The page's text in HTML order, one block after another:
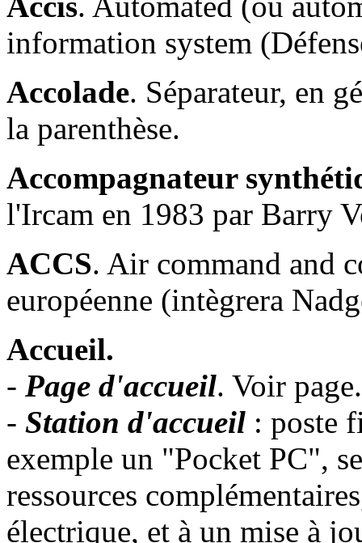
information system
Accolade. Séparateur, en
la parenthèse.
Accompagnateur
l'Ircam en 1983 par Barry
ACCS. Air command and
européenne (intègrera
Accueil.
- Page d'accueil. Voir page.
- Station d'accueil : poste
exemple un "Pocket PC",
ressources
électrique, et à un mise à